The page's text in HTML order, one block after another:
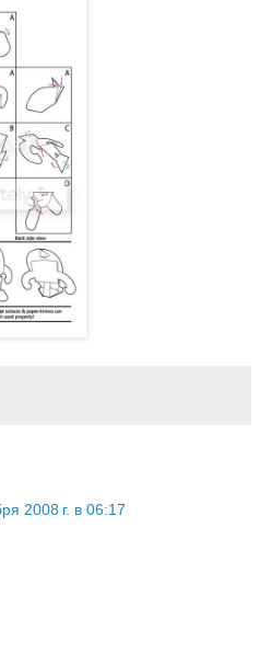
2008 г. в 06:17